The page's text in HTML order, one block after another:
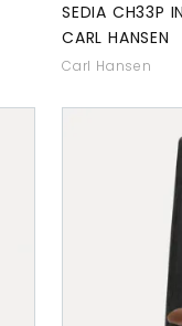
SEDIA CH33P
CARL HANSEN
Carl Hansen